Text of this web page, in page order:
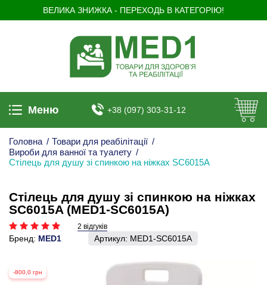
ВЕЛИКА ЗНИЖКА - ПЕРЕХОДЬ В КАТЕГОРІЮ!
Меню +38 (097) 303-31-12
Головна / Товари для реабілітації /
Вироби для ванної та туалету /
Стілець для душу зі спинкою на ніжках SC6015A
Стілець для душу зі спинкою на ніжках
SC6015A (MED1-SC6015A)
2 відгуків
Бренд: MED1 Артикул: MED1-SC6015A
-800,0 грн